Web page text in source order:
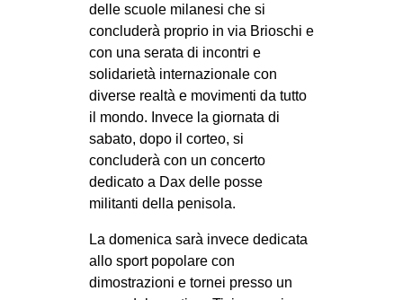
delle scuole milanesi che si
concluderà proprio in via Brioschi e
con una serata di incontri e
solidarietà internazionale con
diverse realtà e movimenti da tutto
il mondo. Invece la giornata di
sabato, dopo il corteo, si
concluderà con un concerto
dedicato a Dax delle posse
militanti della penisola.
La domenica sarà invece dedicata
allo sport popolare con
dimostrazioni e tornei presso un